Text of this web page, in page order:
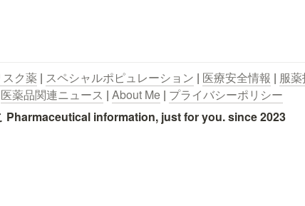
ク薬 | スペシャルポピュレーション | 医療安全情報 | 服
医薬品関連ニュース | About Me | プライバシーポリシー
Pharmaceutical information, just for you. since 2023